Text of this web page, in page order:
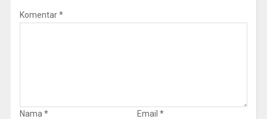
Komentar*
Nama * Email *